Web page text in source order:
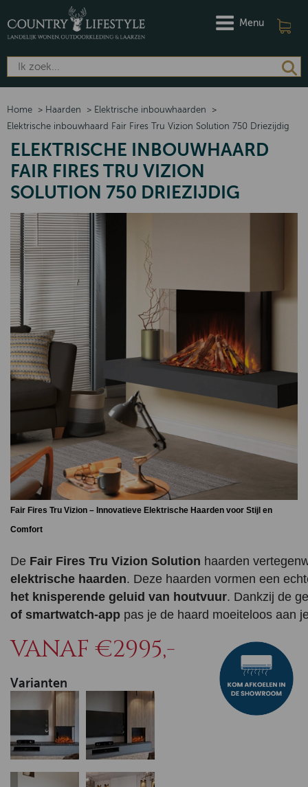
Menu
Home > Haarden > Elektrische inbouwhaarden
>
Elektrische inbouwhaard Fair Fires Tru Vizion Solution 750 Driezijdig
ELEKTRISCHE INBOUWHAARD
FAIR FIRES TRU VIZION
SOLUTION 750 DRIEZIJDIG
Fair Fires Tru Vizion – Innovatieve Elektrische Haarden voor Stijl en
Comfort
De Fair Fires Tru Vizion Solution haarden
elektrische haarden. Deze haarden vormen een
het knisperende geluid van houtvuur. Dankzij de
of smartwatch-app pas je de haard moeiteloos aan
VANAF €2995,-
Varianten